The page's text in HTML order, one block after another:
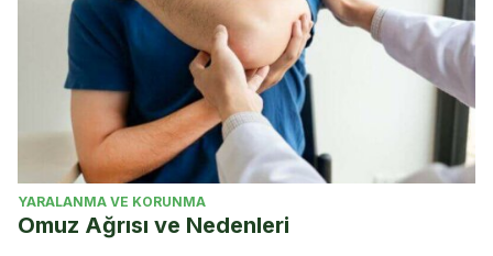
YARALANMA VE KORUNMA
Omuz Ağrısı ve Nedenleri